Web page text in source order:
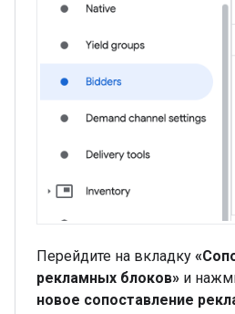
Перейдите на вкладку
рекламных блоков» и
новое сопоставление